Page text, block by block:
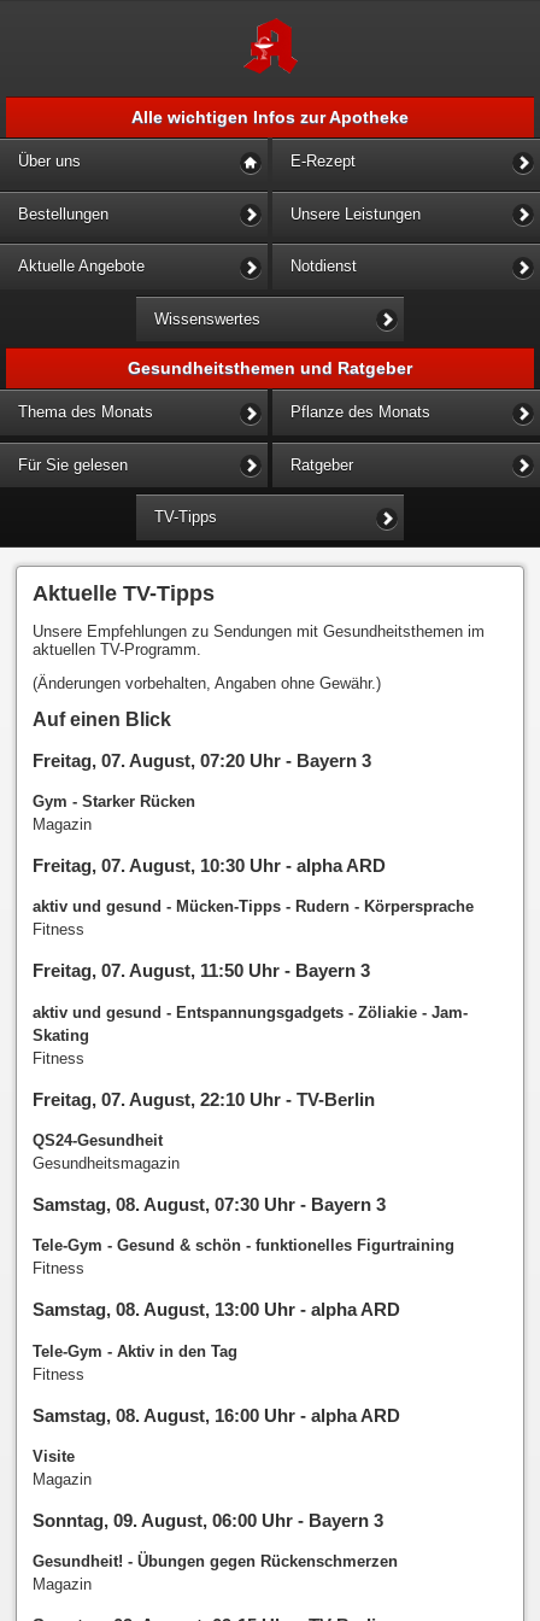
Alle wichtigen Infos zur Apotheke
Über uns E-Rezept
Bestellungen Unsere Leistungen
Aktuelle Angebote Notdienst
Wissenswertes
Gesundheitsthemen und Ratgeber
Thema des Monats Pflanze des Monats
Für Sie gelesen Ratgeber
TV-Tipps
Aktuelle TV-Tipps
Unsere Empfehlungen zu Sendungen mit Gesundheitsthemen im
aktuellen TV-Programm.
(Änderungen vorbehalten, Angaben ohne Gewähr.)
Auf einen Blick
Freitag, 07. August, 07:20 Uhr - Bayern 3
Gym - Starker Rücken
Magazin
Freitag, 07. August, 10:30 Uhr - alpha ARD
aktiv und gesund - Mücken-Tipps - Rudern - Körpersprache
Fitness
Freitag, 07. August, 11:50 Uhr - Bayern 3
aktiv und gesund - Entspannungsgadgets - Zöliakie - Jam-
Skating
Fitness
Freitag, 07. August, 22:10 Uhr - TV-Berlin
QS24-Gesundheit
Gesundheitsmagazin
Samstag, 08. August, 07:30 Uhr - Bayern 3
Tele-Gym - Gesund & schön - funktionelles Figurtraining
Fitness
Samstag, 08. August, 13:00 Uhr - alpha ARD
Tele-Gym - Aktiv in den Tag
Fitness
Samstag, 08. August, 16:00 Uhr - alpha ARD
Visite
Magazin
Sonntag, 09. August, 06:00 Uhr - Bayern 3
Gesundheit! - Übungen gegen Rückenschmerzen
Magazin